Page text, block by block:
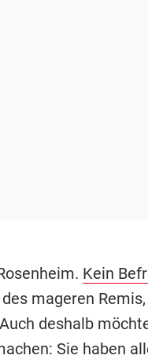
Kein
mageren
deshalb
Sie haben